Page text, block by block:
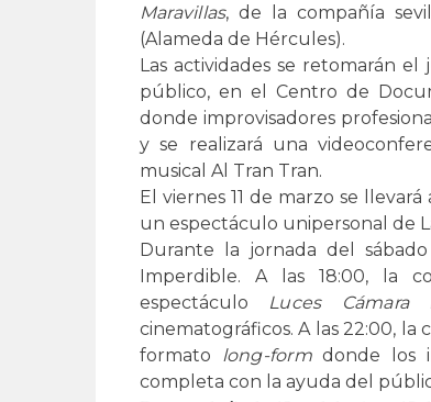
Maravillas, de la compañía
(Alameda de Hércules).
Las actividades se retomarán
público, en el Centro de
donde improvisadores
y se realizará una
musical Al Tran Tran.
El viernes 11 de marzo se
un espectáculo unipersonal de
Durante la jornada del
Imperdible. A las 18:00, la
espectáculo Luces Cámara
cinematográficos. A las 22:00,
formato
long-formdonde los
completa con la ayuda del